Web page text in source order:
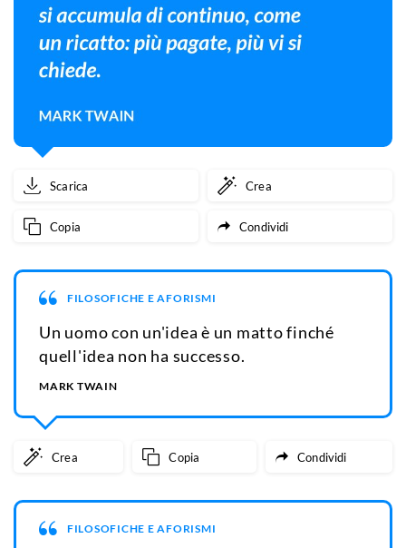
Scarica Crea
Copia Condividi
FILOSOFICHE E AFORISMI
Un uomo con un'idea è un matto finché
quell'idea non ha successo.
MARK TWAIN
Crea Copia Condividi
FILOSOFICHE E AFORISMI